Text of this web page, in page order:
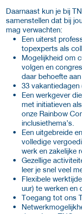
Daarnaast kun je bij
samenstellen dat bij
mag verwachten:
Een uiterst
topexperts als
Mogelijkheid om
volgen en
daar behoefte aan
33 vakantiedagen
Een werkgever
met initiatieven
onze Rainbow
inclusiethema’s.
Een uitgebreide
volledige
werk en zakelijke
Gezellige
leer je snel veel
Flexibele
uur) te werken en
Toegang tot ons